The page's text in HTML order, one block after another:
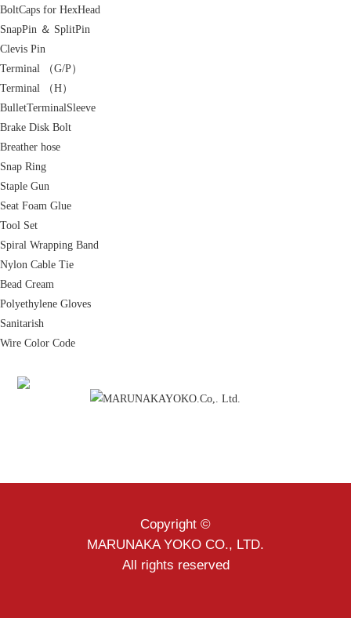
BoltCaps for HexHead
SnapPin ＆ SplitPin
Clevis Pin
Terminal （G/P）
Terminal （H）
BulletTerminalSleeve
Brake Disk Bolt
Breather hose
Snap Ring
Staple Gun
Seat Foam Glue
Tool Set
Spiral Wrapping Band
Nylon Cable Tie
Bead Cream
Polyethylene Gloves
Sanitarish
Wire Color Code
Copyright ©
MARUNAKA YOKO CO., LTD.
All rights reserved